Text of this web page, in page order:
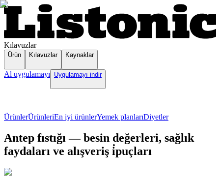
Kılavuzlar
Ürün Kılavuzlar Kaynaklar
Al uygulamayı Uygulamayı indir
ÜrünlerÜrünleriEn iyi ürünlerYemek planlarıDiyetler
Antep fıstığı — besin değerleri, sağlık
faydaları ve alışveriş i̇puçları